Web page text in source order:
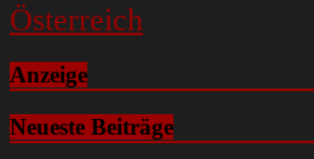
Österreich
Anzeige
Neueste Beiträge